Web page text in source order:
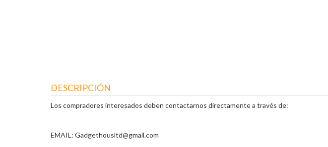
DESCRIPCIÓN
Los compradores interesados deben contactarnos directamente a través de:
EMAIL: Gadgethousltd@gmail.com